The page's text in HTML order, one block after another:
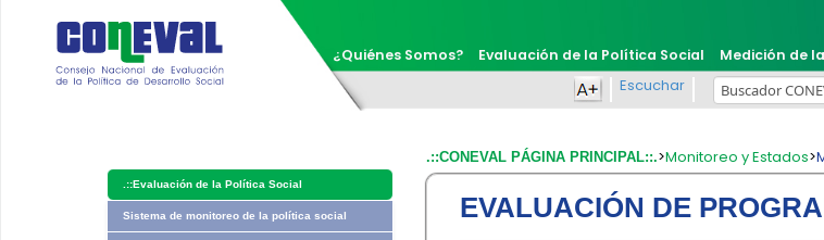
¿Quiénes Somos? Evaluación de la Política Social Medición de
Escuchar
.::Evaluación de la Política Social
Sistema de monitoreo de la política social
.::CONEVAL PÁGINA PRINCIPAL::.>Monitoreo y Estados>
EVALUACIÓN DE